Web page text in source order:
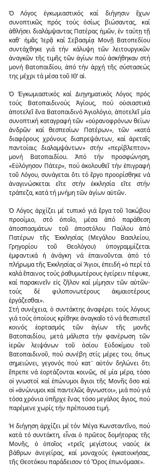
Ὁ Λόγος ἐγκωμιαστικός καί διήγησιν ἔχων
συνοπτικῶς πρός τούς ὁσίως βιώσαντας, καί
ἀθλήσει διαλάμψαντας Πατέρας ἡμῶν, ἐν ταύτῃ τῇ
καθ᾿ ἡμᾶς Ἱερᾷ καί Σεβασμίᾳ Μονῇ Βατοπεδίου
συντάχθηκε γιά τήν κάλυψη τῶν λειτουργικῶν
ἀναγκῶν τῆς τιμῆς τῶν ἁγίων πού ἀσκήθηκαν στή
μονή Βατοπαιδίου, ἀπό τήν ἀρχή τῆς σύστασεώς
της μέχρι τά μέσα τοῦ ΙΘ’ αἰ.
Ὁ Ἐγκωμιαστικός καί Διηγηματικός Λόγος πρός
τούς Βατοπαιδινούς Ἁγίους, πού οὐσιαστικά
ἀποτελεῖ ἕνα Βατοπαιδινό Ἁγιολόγιο, ἀποτελεῖ μία
συνοπτική καταγραφή τῶν «οὐρανοφρόνων θείων
ἀνδρῶν καί θεσπεσίων Πατέρων», τῶν «κατά
διαφόρους χρόνους διαπρεψάντων, καί ἀρεταῖς
παντοίαις διαλαμψάντων» στήν «περίβλεπτον»
μονή Βατοπαιδίου. Ἀπό τήν προσφώνηση,
«Εὐλόγησον Πάτερ», πού ἀκολουθεῖ τήν ἐπιγραφή
τοῦ Λόγου, συνάγεται ὅτι τό ἔργο προορίσθηκε νά
ἀναγινώσκεται εἴτε στήν ἐκκλησία εἴτε στήν
τράπεζα, κατά τή μνήμη τῶν ἁγίων αὐτῶν.
Ὁ Λόγος ἀρχίζει μέ τυπικό γιά ἔργα τοῦ Ἰακώβου
προοίμιο, στό ὁποῖο, μέσα ἀπό παράθεση
ἀποσπασμάτων τοῦ ἀποστόλου Παύλου ἀπό
Πατέρων τῆς Ἐκκλησίας (Μεγάλου Βασιλείου,
Γρηγορίου τοῦ Θεολόγου) ὑπογραμμίζεται
ἐμφαντικά ἡ ἀνάγκη νά ἐπαινοῦνται ἀπό τό
πλήρωμα τῆς Ἐκκλησίας οἱ Ἅγιοι, ἐπειδή «ὁ περί τά
καλά ἔπαινος τούς ῥαθυμωτέρους ἐγείρειν πέφυκε,
καί παρακινεῖν εἰς ζῆλον καί μίμησιν τῶν αὐτῶν⋅
τούς δέ φιλοπονωτέρους ἀκμαιοτέρους
ἐργάζεσθαι».
Στή συνέχεια, ὁ συντάκτης ἀναφέρει τούς λόγους
γιά τούς ὁποίους κρίθηκε ἀναγκαῖο τό νά θεσπιστεῖ
κοινός ἑορτασμός τῶν ἁγίων τῆς μονῆς
Βατοπαιδίου, μετά μάλιστα τήν φανέρωση τῶν
ἱερῶν λειψάνων τοῦ ὁσίου Εὐδοκίμου τοῦ
Βατοπαιδινοῦ, πού συνέβη στίς μέρες του, ὅπως
σημειώνει, γεγονός πού κατ᾿ αὐτόν δηλώνει ὅτι
ἔπρεπε νά ἑορτάζονται κοινῶς, σέ μία μέρα, τόσο
οἱ γνωστοί καί ἐπώνυμοι ἅγιοι τῆς Μονῆς ὅσο καί
οἱ «ἀνώνυμοι καί παντελῶς ἄγνωστοι», μιά πού γιά
τόσα χρόνια ὑπῆρχε ἕνας τόσο μεγάλος ἅγιος, πού
παρέμενε χωρίς τήν πρέπουσα τιμή.
Ἡ διήγηση ἀρχίζει μέ τόν Μέγα Κωνσταντῖνο, πού
κατά τό συντάκτη, εἶναι ὁ πρῶτος δομήτορας τῆς
Μονῆς, ὁ ὁποῖος «τρεῖς μεγίστους ναούς ἐκ
βάθρων ἀνεγείρας, καί μοναχούς ἐγκατοικήσας,
τῆς Θεοτόκου παράδεισον τό Ὄρος ἐπωνόμασε».